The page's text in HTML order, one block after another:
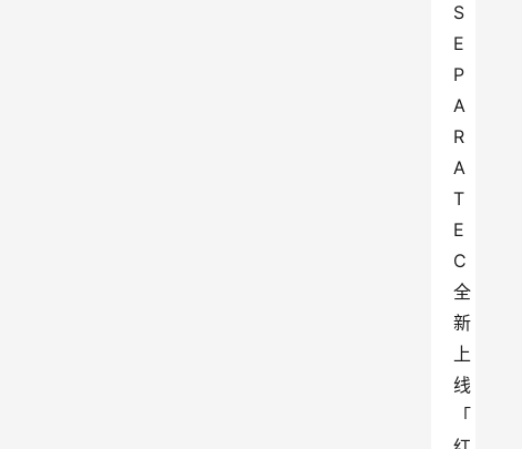
S
E
P
A
R
A
T
E
C
全
新
上
线
「